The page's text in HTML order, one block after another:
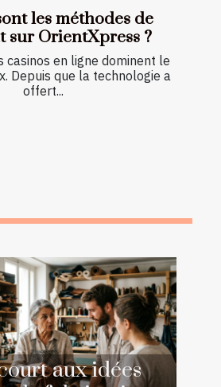
les méthodes de
sur OrientXpress ?
casinos en ligne dominent le
Depuis que la technologie a
offert...
aux idées